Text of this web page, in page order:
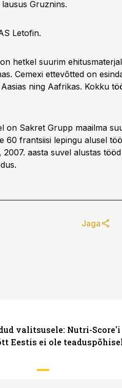
lausus Gruznins.
Letofin.
hetkel suurim
Cemexi ettevõtted on
ning Aafrikas. Kokku
on Sakret Grupp maailma
60 frantsiisi lepingu alusel
aasta suvel alustas
Jaga
valitsusele: Nutri-Score'i
Eestis ei ole